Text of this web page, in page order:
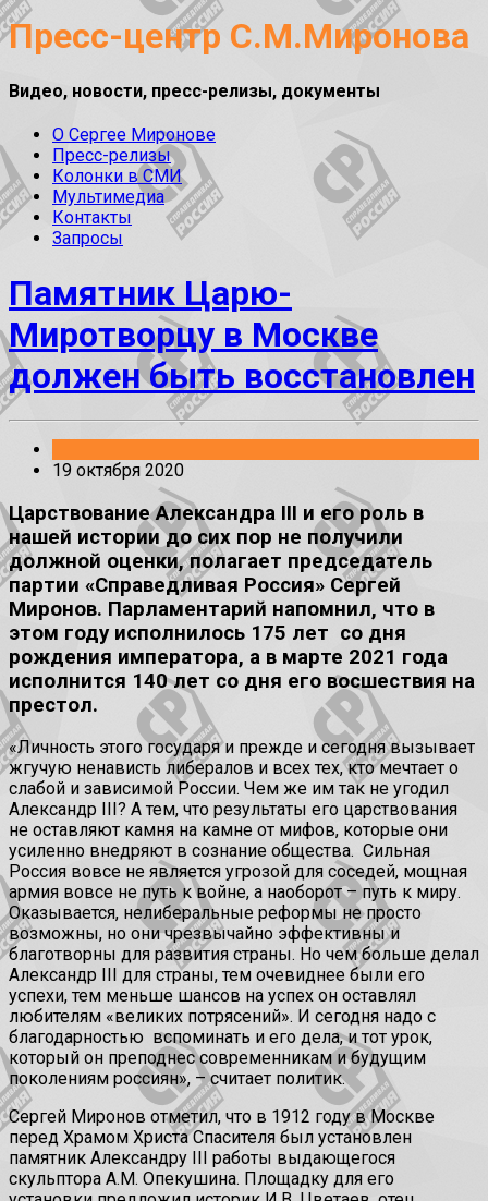
Пресс-центр С.М.Миронова
Видео, новости, пресс-релизы, документы
О Сергее Миронове
Пресс-релизы
Колонки в СМИ
Мультимедиа
Контакты
Запросы
Памятник Царю-
Миротворцу в Москве
должен быть восстановлен
19 октября 2020
Царствование Александра III и его роль в
нашей истории до сих пор не получили
должной оценки, полагает председатель
партии «Справедливая Россия» Сергей
Миронов. Парламентарий напомнил, что в
этом году исполнилось 175 лет со дня
рождения императора, а в марте 2021 года
исполнится 140 лет со дня его восшествия на
престол.
«Личность этого государя и прежде и сегодня вызывает
жгучую ненависть либералов и всех тех, кто мечтает о
слабой и зависимой России. Чем же им так не угодил
Александр III? А тем, что результаты его царствования
не оставляют камня на камне от мифов, которые они
усиленно внедряют в сознание общества. Сильная
Россия вовсе не является угрозой для соседей, мощная
армия вовсе не путь к войне, а наоборот – путь к миру.
Оказывается, нелиберальные реформы не просто
возможны, но они чрезвычайно эффективны и
благотворны для развития страны. Но чем больше делал
Александр III для страны, тем очевиднее были его
успехи, тем меньше шансов на успех он оставлял
любителям «великих потрясений». И сегодня надо с
благодарностью вспоминать и его дела, и тот урок,
который он преподнес современникам и будущим
поколениям россиян», – считает политик.
Сергей Миронов отметил, что в 1912 году в Москве
перед Храмом Христа Спасителя был установлен
памятник Александру III работы выдающегося
скульптора А.М. Опекушина. Площадку для его